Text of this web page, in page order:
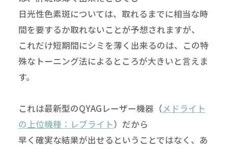
日光性色素斑については、取れるまでに相当な時
間を要するか取れないことが予想されますが、
これだけ短期間にシミを薄く出来るのは、この特
殊なトーニング法によるところが大きいと言えま
す。
これは最新型のQYAGレーザー機器（メドライト
の上位機種：レブライト）だから
早く確実な結果が出せるということではなく、あ